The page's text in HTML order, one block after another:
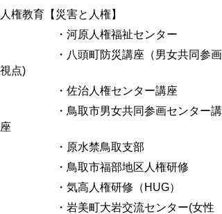
人権教育【災害と人権】
・河原人権福祉センター
・八頭町防災講座（男女共同参画
視点)
・佐治人権センター講座
・鳥取市男女共同参画センター講
座
・原水禁鳥取支部
・鳥取市福部地区人権研修
・気高人権研修（ HUG）
・岩美町大岩交流センター(女性